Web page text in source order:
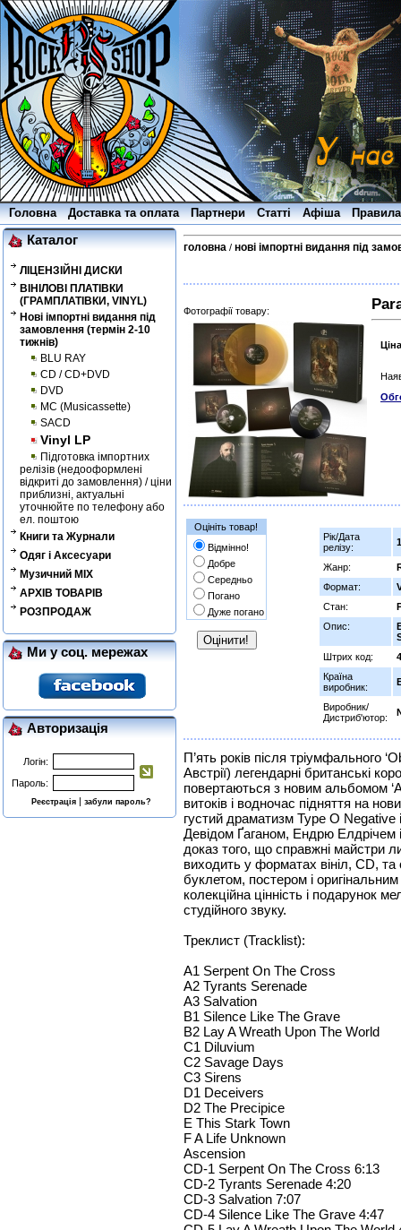
Головна Доставка та оплата Партнери Статті Афіша
Каталог
ЛІЦЕНЗІЙНІ ДИСКИ
ВІНІЛОВІ ПЛАТІВКИ
(ГРАМПЛАТІВКИ, VINYL)
Нові імпортні видання під
замовлення (термін 2-10
тижнів)
BLU RAY
CD / CD+DVD
DVD
MC (Musicassette)
SACD
Vinyl LP
Підготовка імпортних
релізів (недооформлені
відкриті до замовлення) / ціни
приблизні, актуальні
уточнюйте по телефону або
ел. поштою
Книги та Журнали
Одяг і Аксесуари
Музичний MIX
АРХІВ ТОВАРІВ
РОЗПРОДАЖ
Ми у соц. мережах
Авторизація
Логін:
Пароль:
Реєстрація |забули пароль?
головна / нові імпортні видання під
Фотографії товару:
Оцініть товар!
Відмінно!
Добре
Середньо
Погано
Дуже погано
Рік/Дата
релізу:
Жанр:
Формат:
Стан:
Опис:
Штрих код:
Країна
виробник:
Виробник/
Дистриб'ютор:
П’ять років після тріумфального
Австрії) легендарні британські
повертаються з новим альбомом
витоків і водночас підняття на
густий драматизм Type O
Девідом Ґаганом, Ендрю Елдрічем
доказ того, що справжні
виходить у форматах вініл, CD,
буклетом, постером і
колекційна цінність і подарунок
студійного звуку.
Треклист (Tracklist):
A1 Serpent On The Cross
A2 Tyrants Serenade
A3 Salvation
B1 Silence Like The Grave
B2 Lay A Wreath Upon The World
C1 Diluvium
C2 Savage Days
C3 Sirens
D1 Deceivers
D2 The Precipice
Ε This Stark Town
F A Life Unknown
Ascension
CD-1 Serpent On The Cross 6:13
CD-2 Tyrants Serenade 4:20
CD-3 Salvation 7:07
CD-4 Silence Like The Grave 4:47